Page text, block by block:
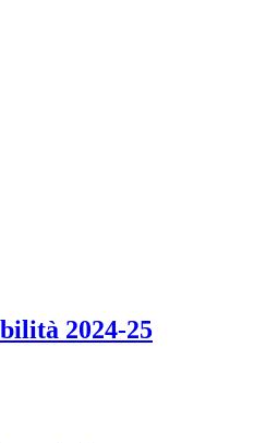
2024-25